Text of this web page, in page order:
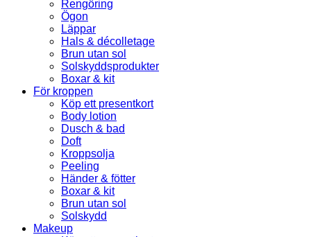
Rengöring
Ögon
Läppar
Hals & décolletage
Brun utan sol
Solskyddsprodukter
Boxar & kit
För kroppen
Köp ett presentkort
Body lotion
Dusch & bad
Doft
Kroppsolja
Peeling
Händer & fötter
Boxar & kit
Brun utan sol
Solskydd
Makeup